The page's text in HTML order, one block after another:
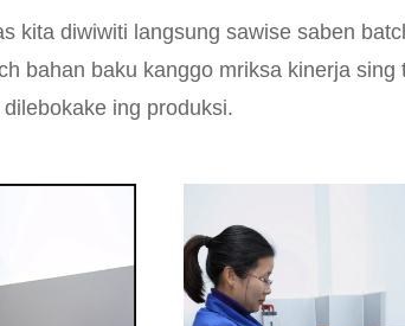
kita diwiwiti langsung sawise saben
bahan baku kanggo mriksa kinerja
ing produksi.